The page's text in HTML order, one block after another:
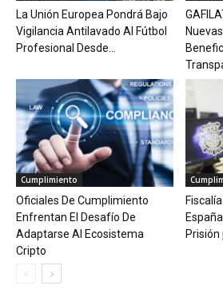
La Unión Europea Pondrá Bajo
Vigilancia Antilavado Al Fútbol
Profesional Desde...
Cumplimiento
Oficiales De Cumplimiento
Enfrentan El Desafío De
Adaptarse Al Ecosistema
Cripto
Prisión